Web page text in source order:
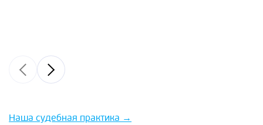
Наша судебная практика →